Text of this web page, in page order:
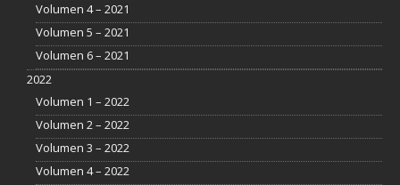
Volumen 4 – 2021
Volumen 5 – 2021
Volumen 6 – 2021
2022
Volumen 1 – 2022
Volumen 2 – 2022
Volumen 3 – 2022
Volumen 4 – 2022